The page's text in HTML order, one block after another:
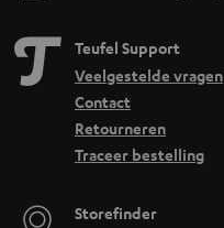
Teufel Support
Veelgestelde vragen
Contact
Retourneren
Traceer bestelling
Storefinder